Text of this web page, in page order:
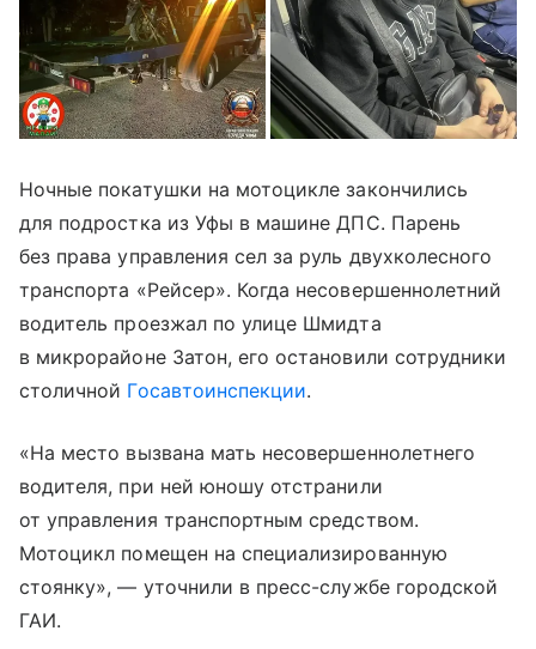
Ночные покатушки на мотоцикле закончились
для подростка из Уфы в машине ДПС. Парень
без права управления сел за руль двухколесного
транспорта «Рейсер». Когда несовершеннолетний
водитель проезжал по улице Шмидта
в микрорайоне Затон, его остановили сотрудники
столичной Госавтоинспекции.
«На место вызвана мать несовершеннолетнего
водителя, при ней юношу отстранили
от управления транспортным средством.
Мотоцикл помещен на специализированную
стоянку», — уточнили в пресс-службе городской
ГАИ.